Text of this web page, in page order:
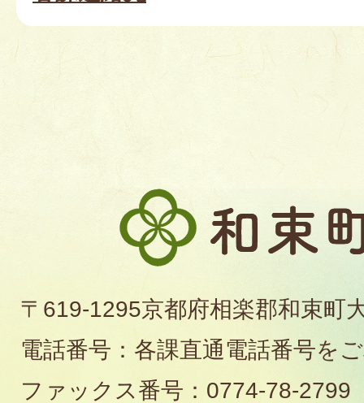
和
束
役
場
〒619-1295京都府相楽郡和束町
電話番号：各課直通電話番号を
ファックス番号：0774-78-2799